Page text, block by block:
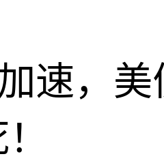
速，美